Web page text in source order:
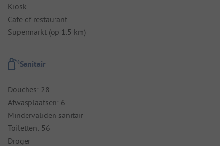
Kiosk
Cafe of restaurant
Supermarkt (op 1.5 km)
Sanitair
Douches: 28
Afwasplaatsen: 6
Mindervaliden sanitair
Toiletten: 56
Droger